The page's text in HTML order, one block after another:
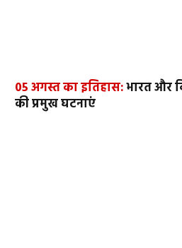
05 अगस्त का इतिहास:भारत और
की प्रमुख घटनाएं